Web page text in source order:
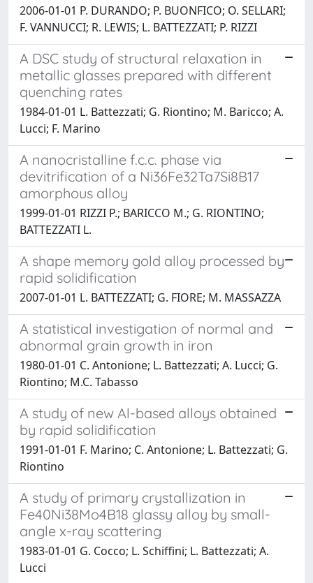
2006-01-01 P. DURANDO; P. BUONFICO; O. SELLARI;
F. VANNUCCI; R. LEWIS; L. BATTEZZATI; P. RIZZI
A DSC study of structural relaxation in
metallic glasses prepared with different
quenching rates
1984-01-01 L. Battezzati; G. Riontino; M. Baricco; A.
Lucci; F. Marino
A nanocristalline f.c.c. phase via
devitrification of a Ni36Fe32Ta7Si8B17
amorphous alloy
1999-01-01 RIZZI P.; BARICCO M.; G. RIONTINO;
BATTEZZATI L.
A shape memory gold alloy processed by
rapid solidification
2007-01-01 L. BATTEZZATI; G. FIORE; M. MASSAZZA
A statistical investigation of normal and
abnormal grain growth in iron
1980-01-01 C. Antonione; L. Battezzati; A. Lucci; G.
Riontino; M.C. Tabasso
A study of new Al-based alloys obtained
by rapid solidification
1991-01-01 F. Marino; C. Antonione; L. Battezzati; G.
Riontino
A study of primary crystallization in
Fe40Ni38Mo4B18 glassy alloy by small-
angle x-ray scattering
1983-01-01 G. Cocco; L. Schiffini; L. Battezzati; A.
Lucci